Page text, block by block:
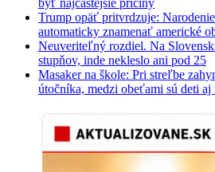
Trump opäť pritvrdzuje:
automaticky znamenať americké
Neuveriteľný rozdiel. Na
stupňov, inde nekleslo ani pod 25
Masaker na škole: Pri streľbe
útočníka, medzi obeťami sú deti aj